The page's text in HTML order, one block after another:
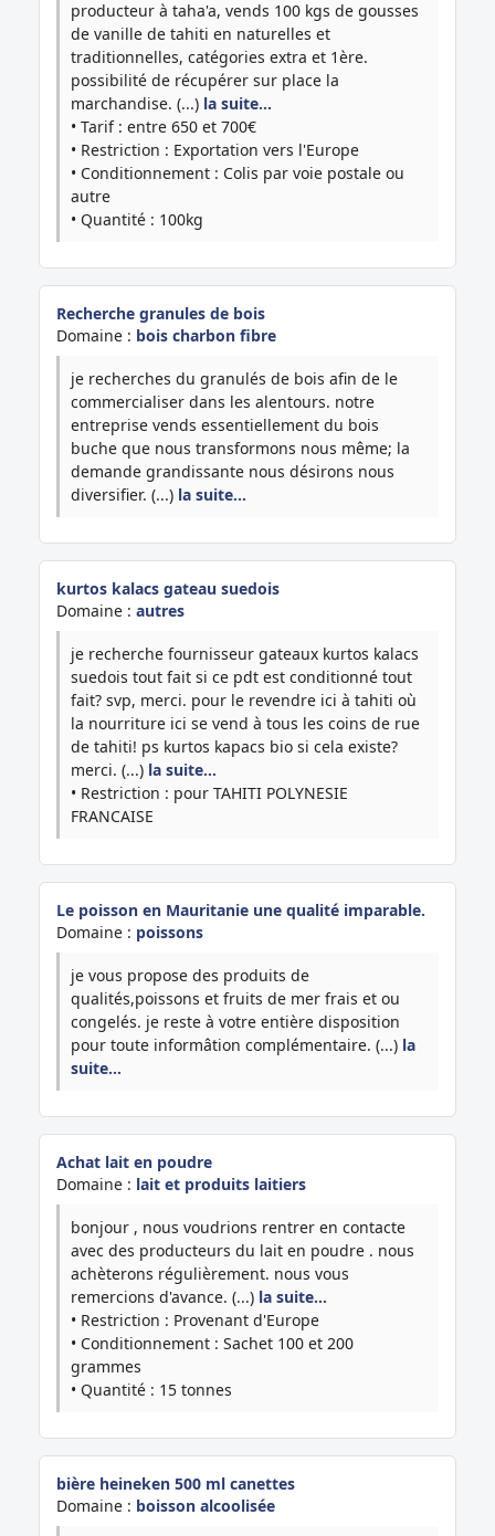
producteur à taha'a, vends 100 kgs de gousses
de vanille de tahiti en naturelles et
traditionnelles, catégories extra et 1ère.
possibilité de récupérer sur place la
marchandise. (...) la suite…
• Tarif : entre 650 et 700€
• Restriction : Exportation vers l'Europe
• Conditionnement : Colis par voie postale ou
autre
• Quantité : 100kg
Recherche granules de bois
Domaine : bois charbon fibre
je recherches du granulés de bois afin de le
commercialiser dans les alentours. notre
entreprise vends essentiellement du bois
buche que nous transformons nous même; la
demande grandissante nous désirons nous
diversifier. (...) la suite…
kurtos kalacs gateau suedois
Domaine : autres
je recherche fournisseur gateaux kurtos kalacs
suedois tout fait si ce pdt est conditionné tout
fait? svp, merci. pour le revendre ici à tahiti où
la nourriture ici se vend à tous les coins de rue
de tahiti! ps kurtos kapacs bio si cela existe?
merci. (...) la suite…
• Restriction : pour TAHITI POLYNESIE
FRANCAISE
Le poisson en Mauritanie une qualité imparable.
Domaine : poissons
je vous propose des produits de
qualités,poissons et fruits de mer frais et ou
congelés. je reste à votre entière disposition
pour toute informâtion complémentaire. (...) la
suite…
Achat lait en poudre
Domaine : lait et produits laitiers
bonjour , nous voudrions rentrer en contacte
avec des producteurs du lait en poudre . nous
achèterons régulièrement. nous vous
remercions d'avance. (...) la suite…
• Restriction : Provenant d'Europe
• Conditionnement : Sachet 100 et 200
grammes
• Quantité : 15 tonnes
bière heineken 500 ml canettes
Domaine : boisson alcoolisée